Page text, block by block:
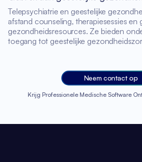
Telepsychiatrie en geestelijke
afstand counseling, therapiesessies en
gezondheidsresources. Ze bieden
toegang tot geestelijke
Neem contact op
Krijg Professionele Medische Software